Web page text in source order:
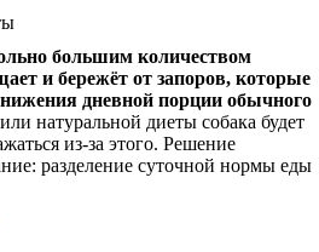
большим количеством
и бережёт от запоров, которые
дневной порции обычного
натуральной диеты собака будет
из-за этого. Решение
разделение суточной нормы еды